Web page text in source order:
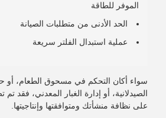
الموفر للطاقة
الحد الأدنى من متطلبات الصيانة
عملية استبدال الفلتر سريعة
سواء أكان التحكم في مسحوق الطعام، أو
الصيدلانية، أو إدارة الغبار المعدني، فقد
على نظافة منشأتك ومتوافقتها وإنتاجيتها.